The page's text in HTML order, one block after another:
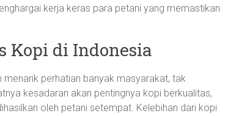
kerja keras para petani yang memastikan
Kopi di Indonesia
perhatian banyak masyarakat, tak
kesadaran akan pentingnya kopi berkualitas,
oleh petani setempat. Kelebihan dari kopi